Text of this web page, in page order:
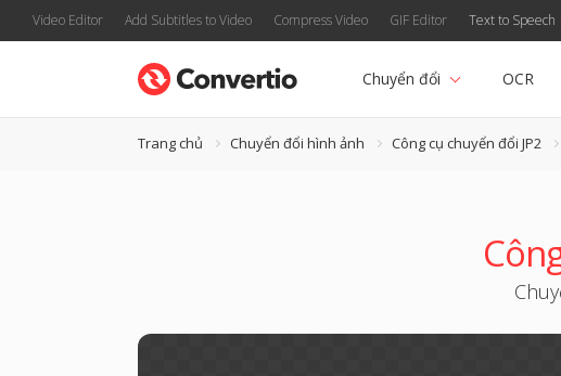
Video Editor Add Subtitles to Video Compress Video GIF Editor Text to Speech
Chuyển đổi OCR
Trang chủ Chuyển đổi hình ảnh Công cụ chuyển đổi JP2